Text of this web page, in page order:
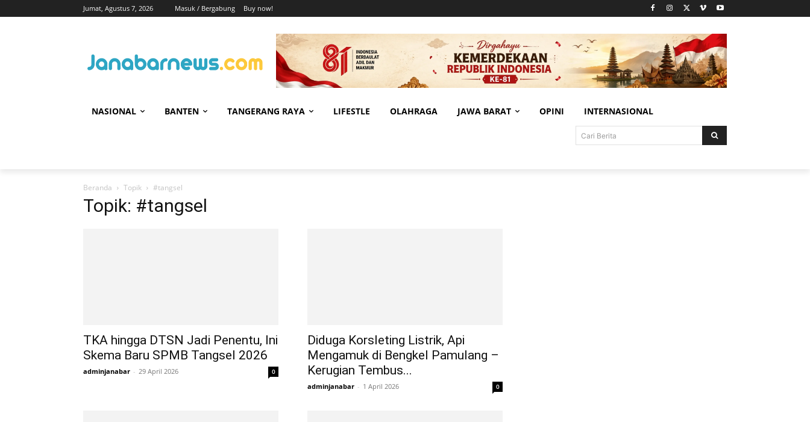
Jumat, Agustus 7, 2026 Masuk / Bergabung Buy now!
NASIONAL BANTEN TANGERANG RAYA LIFESTLE OLAHRAGA JAWA BARAT OPINI INTERNASIONAL
Cari Berita
Beranda Topik #tangsel
Topik: #tangsel
TKA hingga DTSN Jadi Penentu, Ini
Skema Baru SPMB Tangsel 2026
adminjanabar - 29 April 2026 0
Diduga Korsleting Listrik, Api
Mengamuk di Bengkel Pamulang –
Kerugian Tembus...
adminjanabar - 1 April 2026 0